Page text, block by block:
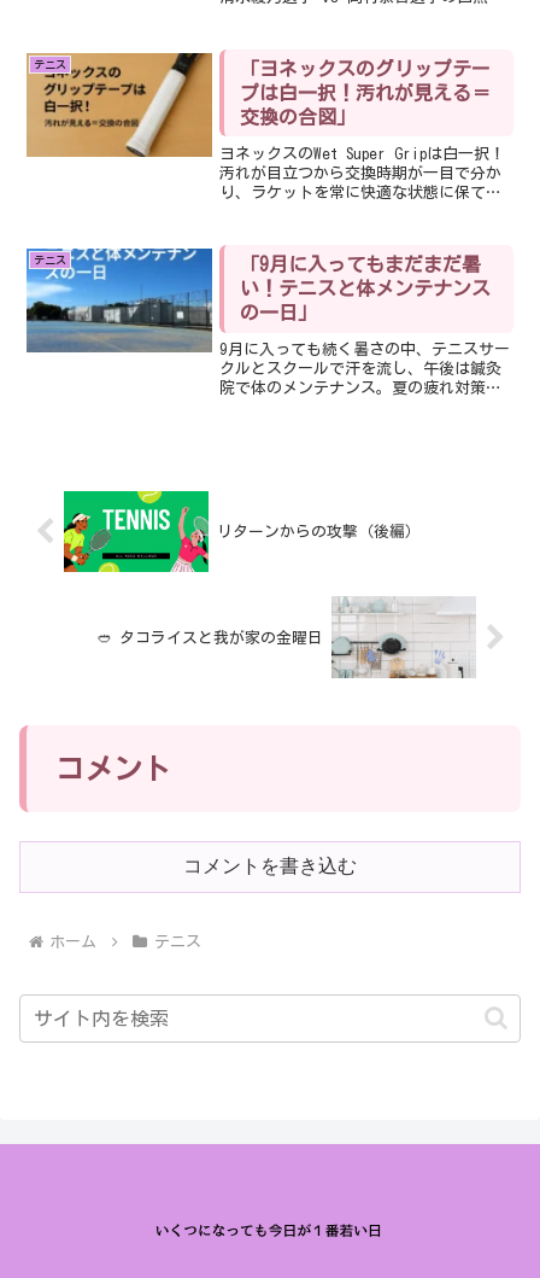
テニス
「ヨネックスのグリップテー
プは白一択！汚れが見える＝
交換の合図」
ヨネックスのWet Super Gripは白一択！
汚れが目立つから交換時期が一目で分か
り、ラケットを常に快適な状態に保てま
テニス
「9月に入ってもまだまだ暑
い！テニスと体メンテナンス
の一日」
9月に入っても続く暑さの中、テニスサー
クルとスクールで汗を流し、午後は鍼灸
院で体のメンテナンス。夏の疲れ対策と
リターンからの攻撃（後編）
🥙 タコライスと我が家の金曜日
コメント
コメントを書き込む
ホーム テニス